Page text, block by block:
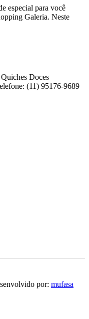
especial para você
Galeria. Neste
Doces
(11) 95176-9689
por: mufasa